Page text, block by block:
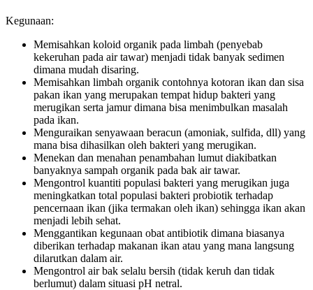
Kegunaan:
Memisahkan koloid organik pada limbah (penyebab
kekeruhan pada air tawar) menjadi tidak banyak sedimen
dimana mudah disaring.
Memisahkan limbah organik contohnya kotoran ikan dan sisa
pakan ikan yang merupakan tempat hidup bakteri yang
merugikan serta jamur dimana bisa menimbulkan masalah
pada ikan.
Menguraikan senyawaan beracun (amoniak, sulfida, dll) yang
mana bisa dihasilkan oleh bakteri yang merugikan.
Menekan dan menahan penambahan lumut diakibatkan
banyaknya sampah organik pada bak air tawar.
Mengontrol kuantiti populasi bakteri yang merugikan juga
meningkatkan total populasi bakteri probiotik terhadap
pencernaan ikan (jika termakan oleh ikan) sehingga ikan akan
menjadi lebih sehat.
Menggantikan kegunaan obat antibiotik dimana biasanya
diberikan terhadap makanan ikan atau yang mana langsung
dilarutkan dalam air.
Mengontrol air bak selalu bersih (tidak keruh dan tidak
berlumut) dalam situasi pH netral.